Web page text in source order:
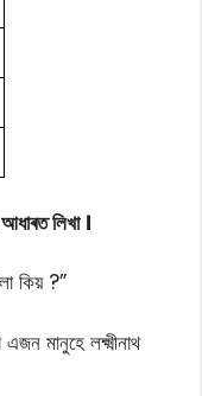
লিখা ।
কিয় ?”
মানুহে লক্ষ্মীনাথ